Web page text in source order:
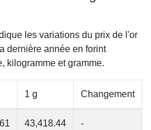
les variations du prix de l'or
dernière année en forint
kilogramme et gramme.
1 g Changement
43,418.44 -